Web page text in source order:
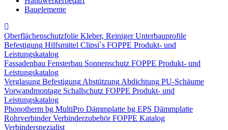
Bauelemente
Oberflächenschutzfolie Kleber, Reiniger Unterbauprofile
Befestigung Hilfsmittel Clipsi`s FOPPE Produkt- und
Leistungskatalog
Fassadenbau Fensterbau Sonnenschutz FOPPE Produkt- und
Leistungskatalog
Verglasung Befestigung Abstützung Abdichtung PU-Schäume
Vorwandmontage Schallschutz FOPPE Produkt- und
Leistungskatalog
Phonotherm bg MultiPro Dämmplatte bg EPS Dämmplatte
Rohrverbinder Verbinderzubehör FOPPE Katalog
Verbinderspezialist